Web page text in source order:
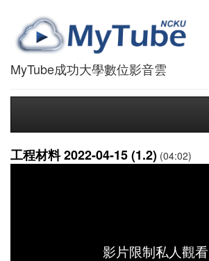
MyTube成功大學數位影音雲
工程材料 2022-04-15 (1.2) (04:02)
影片限制私人觀看